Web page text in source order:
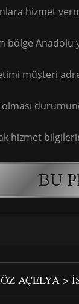
hizmet
bölge Anadolu
müşteri
olması
hizmet
BU
AÇELYA >